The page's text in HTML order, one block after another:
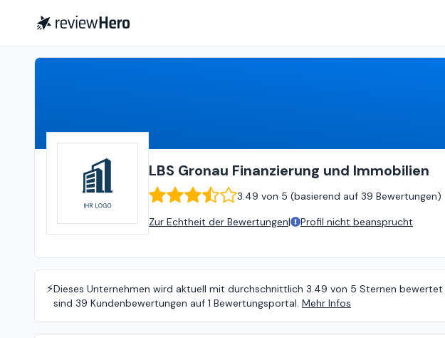
LBS Gronau Finanzierung und Immobilien
3.49 von 5 (basierend auf 39 Bewertungen)
Zur Echtheit der Bewertungen| Profil nicht beansprucht
⚡️Dieses Unternehmen wird aktuell mit durchschnittlich 3.49 von 5 Sternen bewertet
sind 39 Kundenbewertungen auf 1 Bewertungsportal. Mehr Infos